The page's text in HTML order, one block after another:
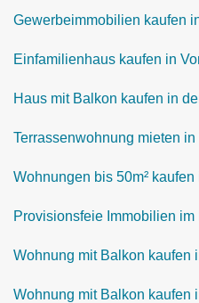
Gewerbeimmobilien kaufen
Einfamilienhaus kaufen in
Haus mit Balkon kaufen in
Terrassenwohnung mieten
Wohnungen bis 50m² kaufen
Provisionsfeie Immobilien
Wohnung mit Balkon kaufen
Wohnung mit Balkon kaufen